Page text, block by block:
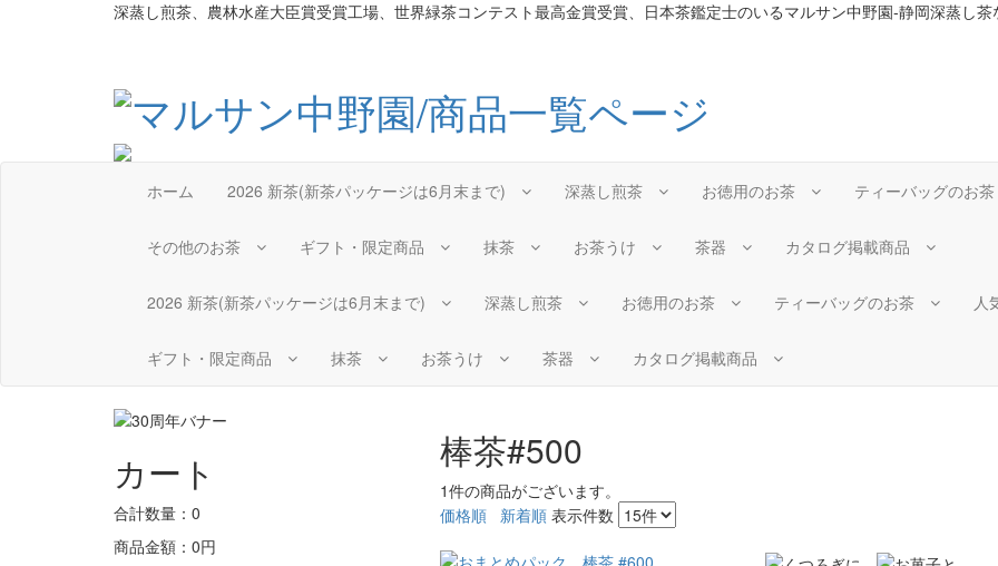
深蒸し煎茶、農林水産大臣賞受賞工場、世界緑茶コンテスト最高金賞受賞、日本茶鑑定士のいるマルサン中野園-静岡深蒸し
ホーム 2026 新茶(新茶パッケージは6月末まで) 深蒸し煎茶 お徳用のお茶 ティーバッグのお
その他のお茶 ギフト・限定商品 抹茶 お茶うけ 茶器 カタログ掲載商品
2026 新茶(新茶パッケージは6月末まで) 深蒸し煎茶 お徳用のお茶 ティーバッグのお茶 人
ギフト・限定商品 抹茶 お茶うけ 茶器 カタログ掲載商品
棒茶#500
1件の商品がございます。
価格順
新着順表示件数
カート
合計数量： 0
商品金額： 0円